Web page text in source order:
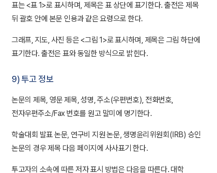
표는 <표 1>로 표시하며, 제목은 표 상단에 표기한다. 출전은 제목
뒤 괄호 안에 본문 인용과 같은 요령으로 한다.
그래프, 지도, 사진 등은 <그림 1>로 표시하며, 제목은 그림 하단에
표기한다. 출전은 표와 동일한 방식으로 밝힌다.
9) 투고 정보
논문의 제목, 영문 제목, 성명, 주소(우편번호), 전화번호,
전자우편주소/Fax 번호를 원고 말미에 명기한다.
학술대회 발표 논문, 연구비 지원 논문, 생명윤리위원회(IRB) 승인
논문의 경우 제목 다음 페이지에 사사표기 한다.
투고자의 소속에 따른 저자 표시 방법은 다음을 따른다. 대학